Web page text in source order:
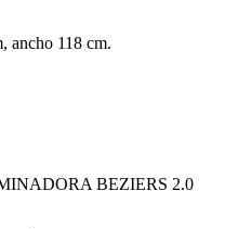
ancho 118 cm.
BEZIERS 2.0